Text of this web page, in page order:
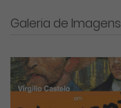
Galeria de Imagens